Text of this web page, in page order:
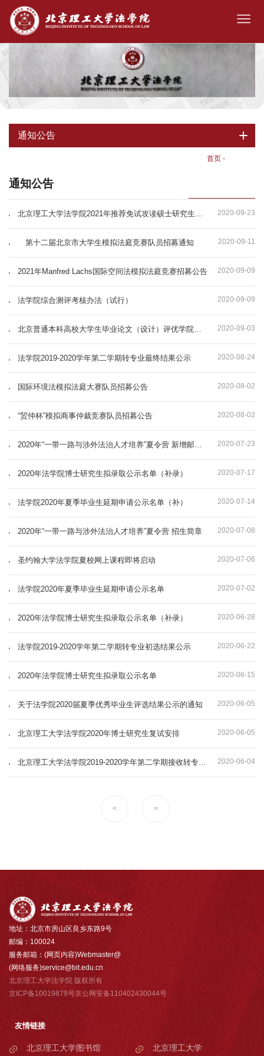
通知公告
首页 -
通知公告
2020-09-23
2020-09-11
第十二届北京市大学生模拟法庭竞赛队员招募通知
2020-09-09
2021年Manfred Lachs国际空间法模拟法庭竞赛招募公告
2020-09-09
法学院综合测评考核办法（试行）
2020-09-03
2020-08-24
法学院2019-2020学年第二学期转专业最终结果公示
2020-08-02
国际环境法模拟法庭大赛队员招募公告
2020-08-02
“贸仲杯”模拟商事仲裁竞赛队员招募公告
2020-07-23
2020-07-17
2020年法学院博士研究生拟录取公示名单（补录）
2020-07-14
法学院2020年夏季毕业生延期申请公示名单（补）
2020-07-08
2020年“一带一路与涉外法治人才培养”夏令营 招生简章
2020-07-06
圣约翰大学法学院夏校网上课程即将启动
2020-07-02
法学院2020年夏季毕业生延期申请公示名单
2020-06-28
2020年法学院博士研究生拟录取公示名单（补录）
2020-06-22
法学院2019-2020学年第二学期转专业初选结果公示
2020-06-15
2020年法学院博士研究生拟录取公示名单
2020-06-05
关于法学院2020届夏季优秀毕业生评选结果公示的通知
2020-06-05
北京理工大学法学院2020年博士研究生复试安排
2020-06-04
< >
地址：北京市房山区良乡东路9号
邮编：100024
服务邮箱：(网页内容)Webmaster@
(网络服务)service@bit.edu.cn
北京理工大学法学院 版权所有
京ICP备10019879号京公网安备110402430044号
友情链接
北京理工大学图书馆 北京理工大学